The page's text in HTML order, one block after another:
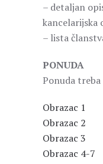
– detaljan
kancelarijska
– lista
PONUDA
Ponuda treba
Obrazac 1
Obrazac 2
Obrazac 3
Obrazac 4-7